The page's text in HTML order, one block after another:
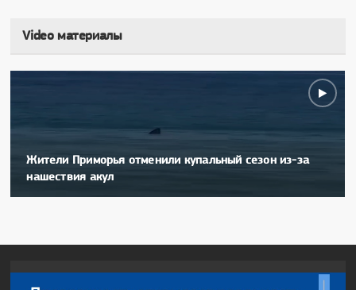
Video материалы
Жители Приморья отменили купальный сезон из-за
нашествия акул